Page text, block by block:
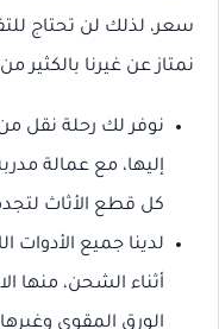
سعر، لذلك لن تحتاج
نمتاز عن غيرنا بالكثير
نوفر لك رحلة نقل
إليها، مع عمالة
كل قطع الأثاث
لدينا جميع الأدوات
أثناء الشحن، منها
الورق المقوى